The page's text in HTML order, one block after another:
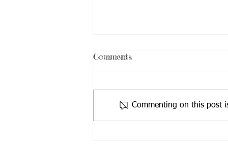
1/7 為本中心假期
1/7 為香港特別行政區成立紀念
Comments
Commenting on this post